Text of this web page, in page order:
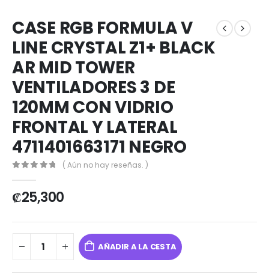
CASE RGB FORMULA V
LINE CRYSTAL Z1+ BLACK
AR MID TOWER
VENTILADORES 3 DE
120MM CON VIDRIO
FRONTAL Y LATERAL
4711401663171 NEGRO
( Aún no hay reseñas. )
₡25,300
AÑADIR A LA CESTA